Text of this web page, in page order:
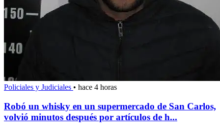
Policiales y Judiciales • hace 4 horas
Robó un whisky en un supermercado de San Carlos,
volvió minutos después por artículos de h...